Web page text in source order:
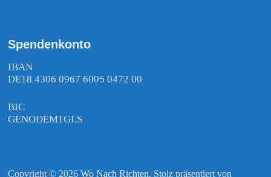
Spendenkonto
IBAN
DE18 4306 0967 6005 0472 00
BIC
GENODEM1GLS
Copyright © 2026Wo Nach Richten. Stolz präsentiert von